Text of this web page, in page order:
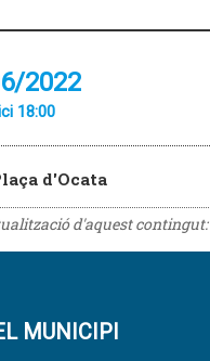
2022
18:00
d'Ocata
d'aquest contingut:
MUNICIPI